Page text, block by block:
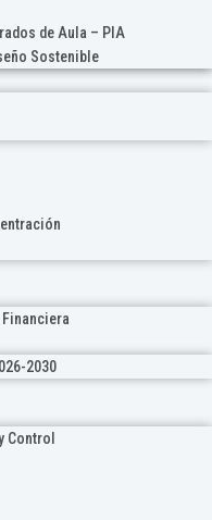
de Aula – PIA
Sostenible
2030
Control